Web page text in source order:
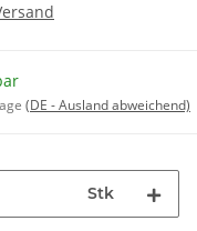
(DE - Ausland abweichend)
Stk